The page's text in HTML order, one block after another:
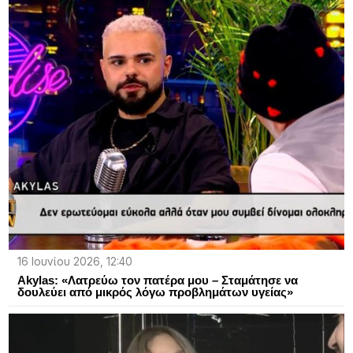
16 Ιουνίου 2026, 12:40
Akylas: «Λατρεύω τον πατέρα μου – Σταμάτησε να
δουλεύει από μικρός λόγω προβλημάτων υγείας»